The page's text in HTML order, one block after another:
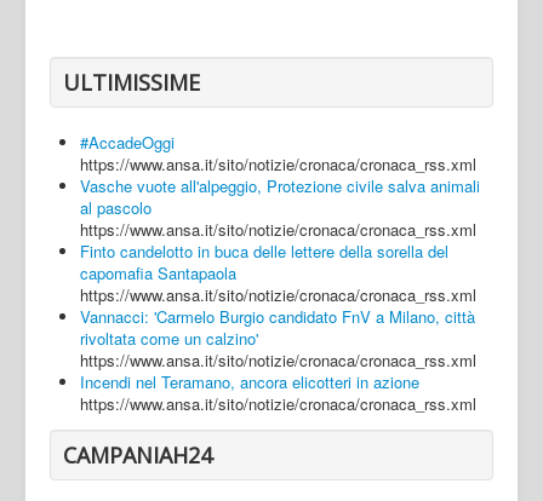
Caserta
Napoli
Salerno
Login
ULTIMISSIME
#AccadeOggi
https://www.ansa.it/sito/notizie/cronaca/cronaca_rss.xml
Vasche vuote all'alpeggio, Protezione civile salva animali
al pascolo
https://www.ansa.it/sito/notizie/cronaca/cronaca_rss.xml
Finto candelotto in buca delle lettere della sorella del
capomafia Santapaola
https://www.ansa.it/sito/notizie/cronaca/cronaca_rss.xml
Vannacci: 'Carmelo Burgio candidato FnV a Milano, città
rivoltata come un calzino'
https://www.ansa.it/sito/notizie/cronaca/cronaca_rss.xml
Incendi nel Teramano, ancora elicotteri in azione
https://www.ansa.it/sito/notizie/cronaca/cronaca_rss.xml
CAMPANIAH24